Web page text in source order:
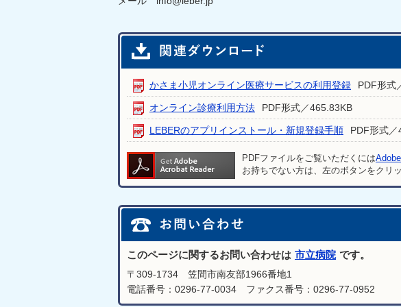
かさま小児オンライン医療サービスの利用登録 PDF形式
オンライン診療利用方法 PDF形式／465.83KB
LEBERのアプリインストール・新規登録手順 PDF形式
PDFファイルをご覧いただくには
お持ちでない方は、左のボタンをクリ
このページに関するお問い合わせは 市立病院 です。
〒309-1734 笠間市南友部1966番地1
電話番号：0296-77-0034 ファクス番号：0296-77-0952